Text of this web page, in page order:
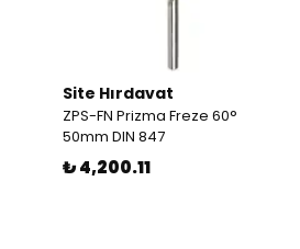
Site Hırdavat
ZPS-FN Prizma Freze 60°
50mm DIN 847
₺ 4,200.11